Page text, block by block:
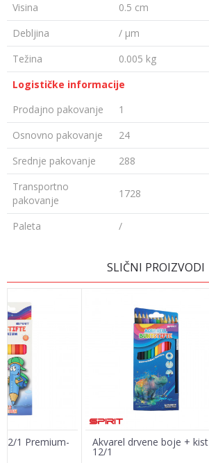
Visina
0.5 cm
Debljina
/ µm
Težina
0.005 kg
Logističke informacije
Prodajno pakovanje
1
Osnovno pakovanje
24
Srednje pakovanje
288
Transportno
pakovanje
1728
Paleta /
Ime/Nadimak
Poruka
SLIČNI PROIZVODI
1 Premium- Akvarel drvene boje + kist
12/1